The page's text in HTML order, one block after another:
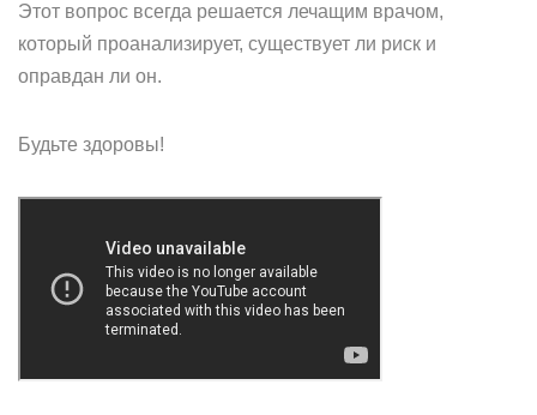
Этот вопрос всегда решается лечащим врачом,
который проанализирует, существует ли риск и
оправдан ли он.
Будьте здоровы!